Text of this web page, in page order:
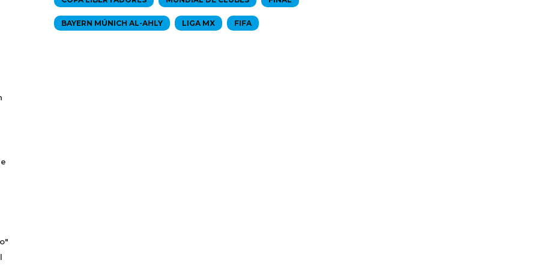
BAYERN MÚNICH AL-AHLY LIGA MX FIFA